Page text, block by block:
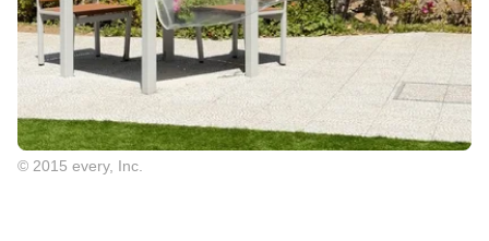
© 2015 every, Inc.